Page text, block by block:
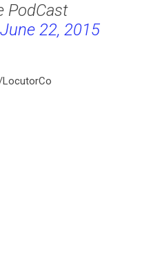
PodCast
June 22, 2015